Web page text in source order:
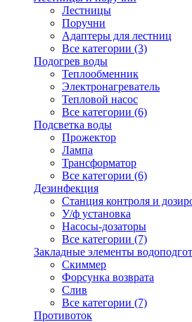
Лестницы
Поручни
Адаптеры для лестниц
Все категории (3)
Подогрев воды
Теплообменник
Электронагреватель
Тепловой насос
Все категории (6)
Подсветка воды
Прожектор
Лампа
Трансформатор
Все категории (6)
Дезинфекция
Станция контроля и
У/ф установка
Насосы-дозаторы
Все категории (7)
Закладные элементы
Скиммер
Форсунка возврата
Слив
Все категории (7)
Противоток